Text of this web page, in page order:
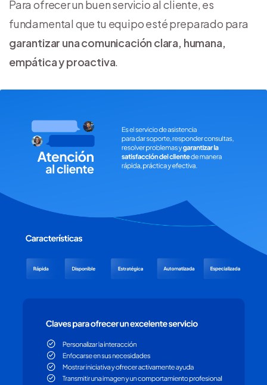
Para ofrecer un buen servicio al cliente, es
fundamental que tu equipo esté preparado para
garantizar una comunicación clara, humana,
empática y proactiva.